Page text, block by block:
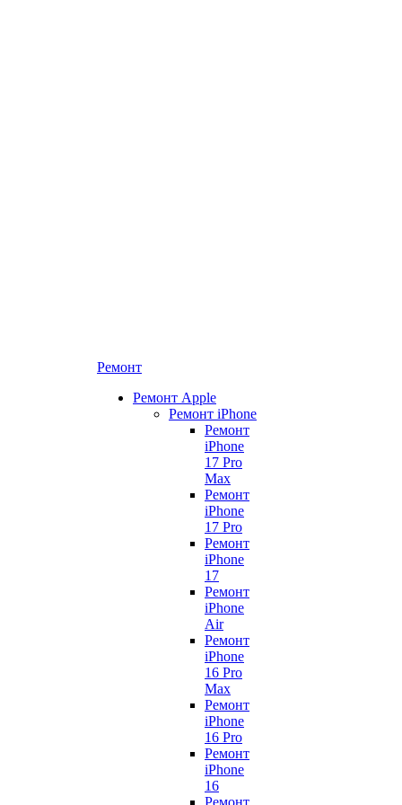
Ремонт
Ремонт Apple
Ремонт iPhone
Ремонт
iPhone
17 Pro
Max
Ремонт
iPhone
17 Pro
Ремонт
iPhone
17
Ремонт
iPhone
Air
Ремонт
iPhone
16 Pro
Max
Ремонт
iPhone
16 Pro
Ремонт
iPhone
16
Ремонт